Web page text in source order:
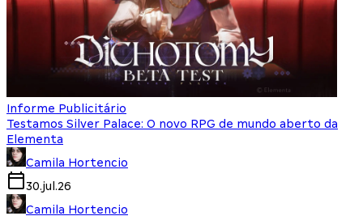
Informe Publicitário
Testamos Silver Palace: O novo RPG de mundo aberto da
Elementa
Camila Hortencio
30.jul.26
Camila Hortencio